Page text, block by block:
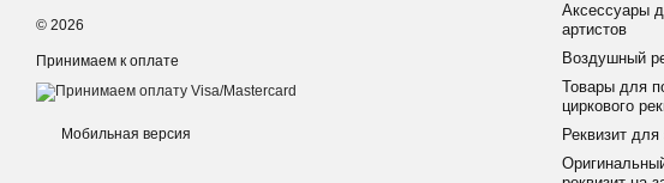
© 2026
Принимаем к оплате
Мобильная версия
Аксессуары
артистов
Воздушный
Товары для
циркового
Реквизит